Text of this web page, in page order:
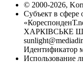
© 2000-2026,
Субъект в сфере
ХАРКІВСЬКЕ
Идентификатор
Использование